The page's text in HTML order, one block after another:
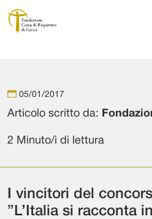
Navigazione principale
05/01/2017
Articolo scritto da:
2 Minuto/i di lettura
I vincitori del
”L’Italia si racconta